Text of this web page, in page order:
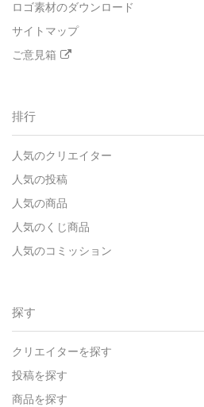
ロゴ素材のダウンロード
サイトマップ
ご意見箱
排行
人気のクリエイター
人気の投稿
人気の商品
人気のくじ商品
人気のコミッション
探す
クリエイターを探す
投稿を探す
商品を探す